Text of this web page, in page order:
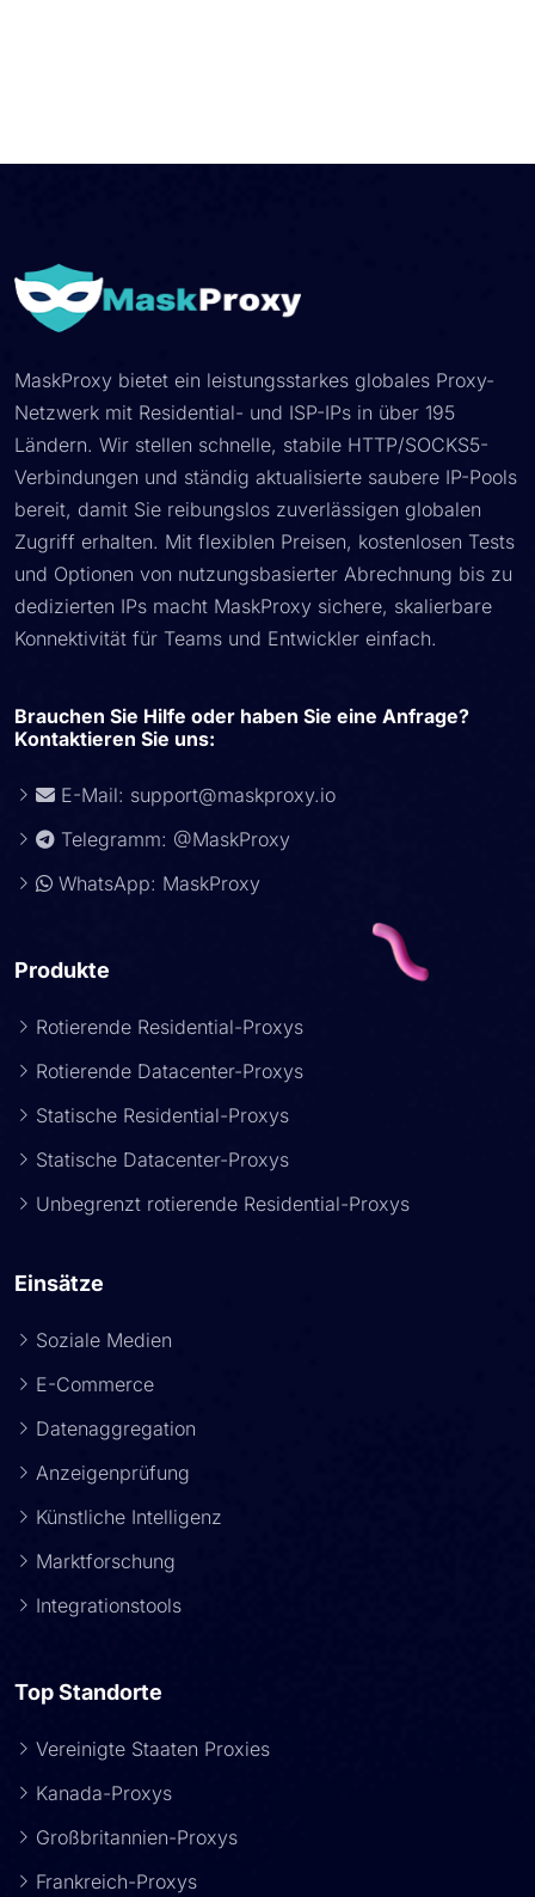
MaskProxy bietet ein leistungsstarkes globales Proxy-
Netzwerk mit Residential- und ISP-IPs in über 195
Ländern. Wir stellen schnelle, stabile HTTP/SOCKS5-
Verbindungen und ständig aktualisierte saubere IP-Pools
bereit, damit Sie reibungslos zuverlässigen globalen
Zugriff erhalten. Mit flexiblen Preisen, kostenlosen Tests
und Optionen von nutzungsbasierter Abrechnung bis zu
dedizierten IPs macht MaskProxy sichere, skalierbare
Konnektivität für Teams und Entwickler einfach.
Brauchen Sie Hilfe oder haben Sie eine Anfrage?
Kontaktieren Sie uns:
E-Mail: support@maskproxy.io
Telegramm: @MaskProxy
WhatsApp: MaskProxy
Produkte
Rotierende Residential-Proxys
Rotierende Datacenter-Proxys
Statische Residential-Proxys
Statische Datacenter-Proxys
Unbegrenzt rotierende Residential-Proxys
Einsätze
Soziale Medien
E-Commerce
Datenaggregation
Anzeigenprüfung
Künstliche Intelligenz
Marktforschung
Integrationstools
Top Standorte
Vereinigte Staaten Proxies
Kanada-Proxys
Großbritannien-Proxys
Frankreich-Proxys